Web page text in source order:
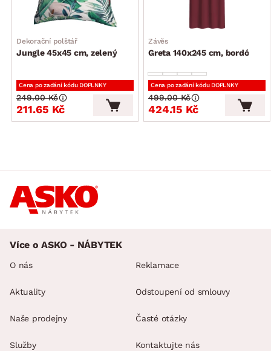
Dekorační polštář
Jungle 45x45 cm, zelený
Cena po zadání kódu DOPLNKY
211.65 Kč
249.00 Kč
Závěs
Greta 140x245 cm, bordó
Cena po zadání kódu DOPLNKY
424.15 Kč
499.00 Kč
Více o ASKO - NÁBYTEK
O nás
Aktuality
Naše prodejny
Služby
Reklamace
Odstoupení od smlouvy
Časté otázky
Kontaktujte nás